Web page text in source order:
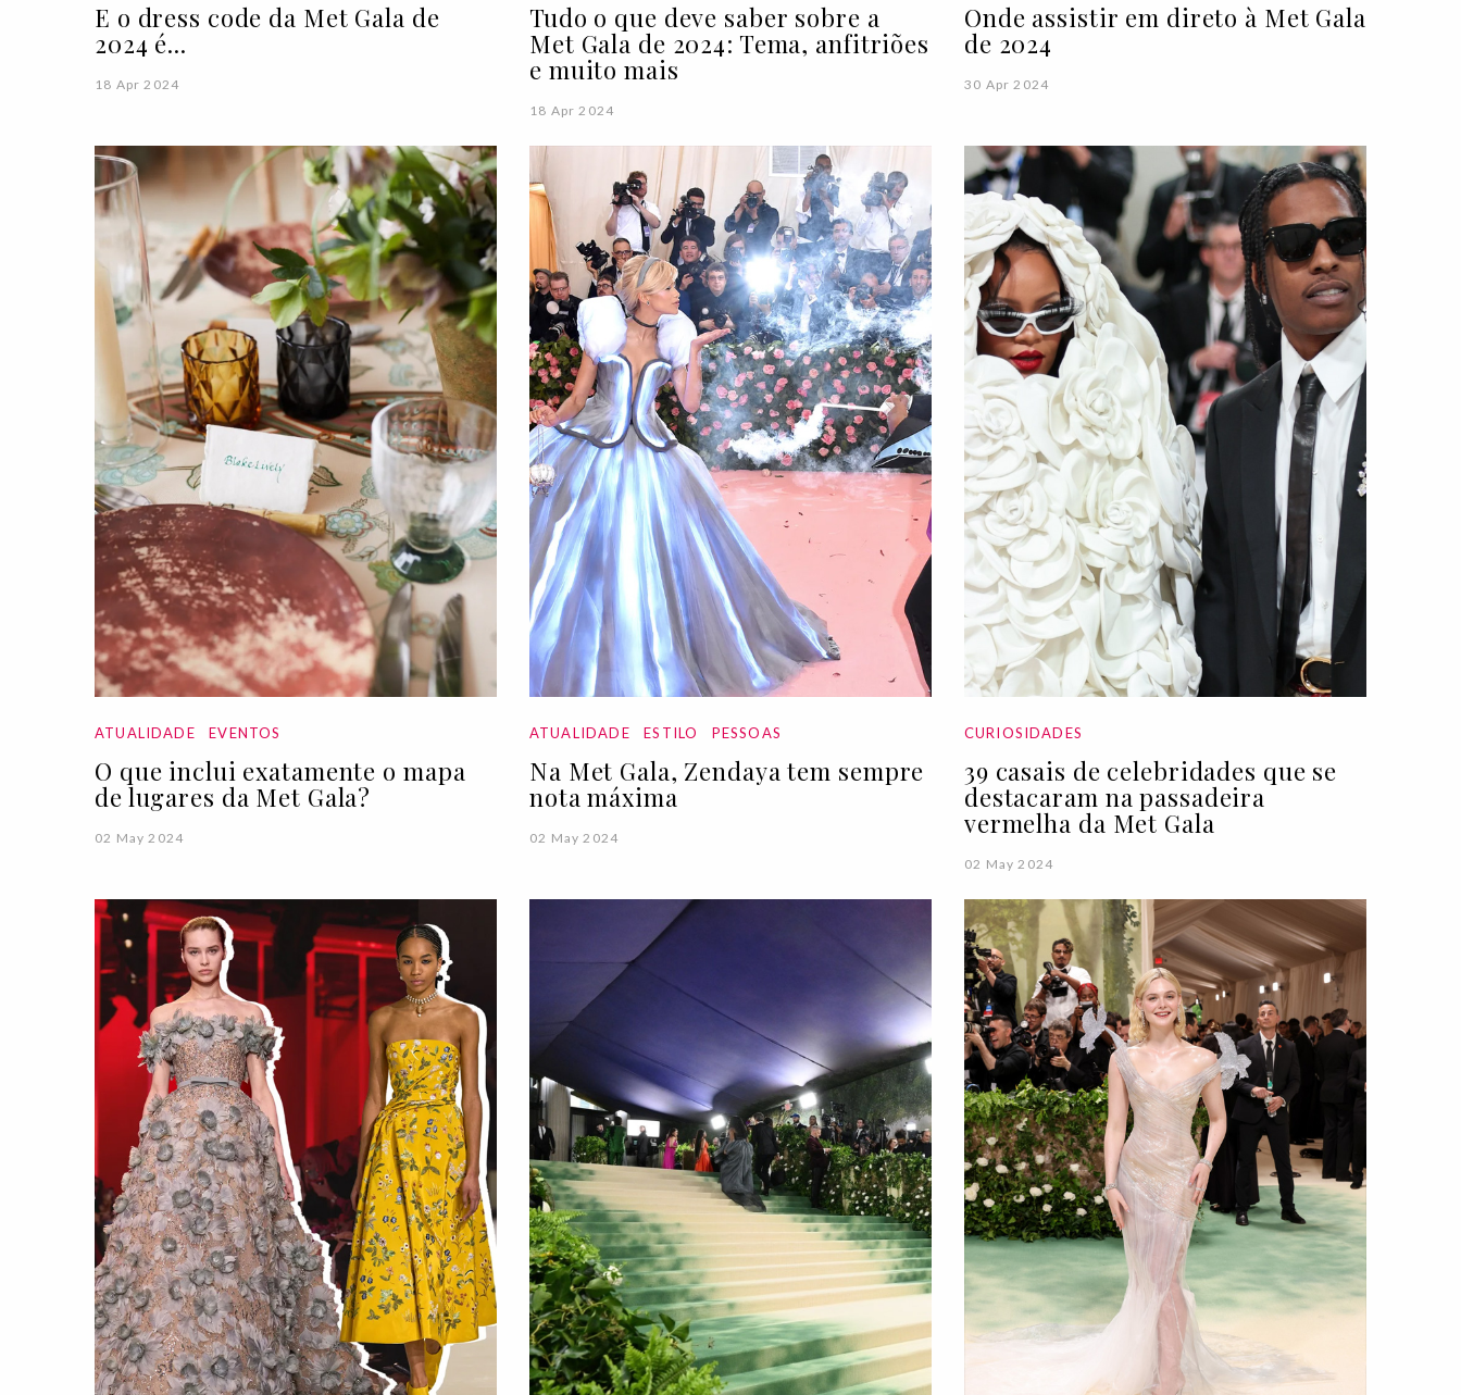
E o dress code da Met Gala de
2024 é...
18 Apr 2024
Tudo o que deve saber sobre a
Met Gala de 2024: Tema, anfitriões
e muito mais
18 Apr 2024
Onde assistir em direto à Met Gala
de 2024
30 Apr 2024
ATUALIDADE EVENTOS
O que inclui exatamente o mapa
de lugares da Met Gala?
02 May 2024
ATUALIDADE ESTILO PESSOAS
Na Met Gala, Zendaya tem sempre
nota máxima
02 May 2024
CURIOSIDADES
39 casais de celebridades que se
destacaram na passadeira
vermelha da Met Gala
02 May 2024